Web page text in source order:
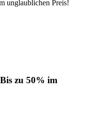
unglaublichen Preis!
zu 50% im